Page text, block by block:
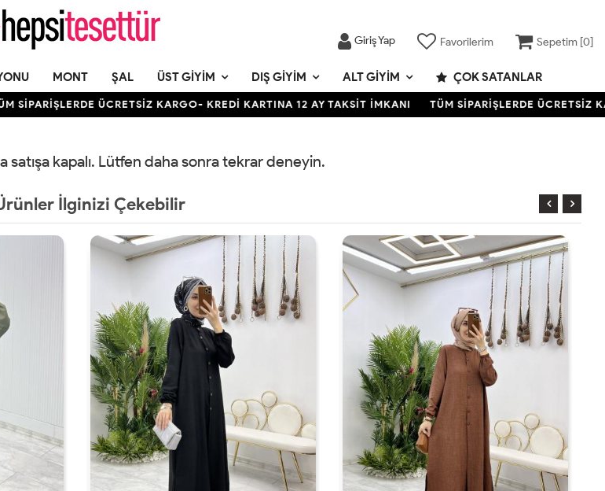
Giriş Yap Favorilerim Sepetim [0]
MONT ŞAL ÜST GIYIM DIŞ GIYIM ALT GIYIM ÇOK SATANLAR
ÜCRETSİZ KARGO- KREDİ KARTINA 12 AY TAKSİT İMKANI TÜM SİPARİŞLERDE ÜCRETSİZ
satışa kapalı. Lütfen daha sonra tekrar deneyin.
İlginizi Çekebilir